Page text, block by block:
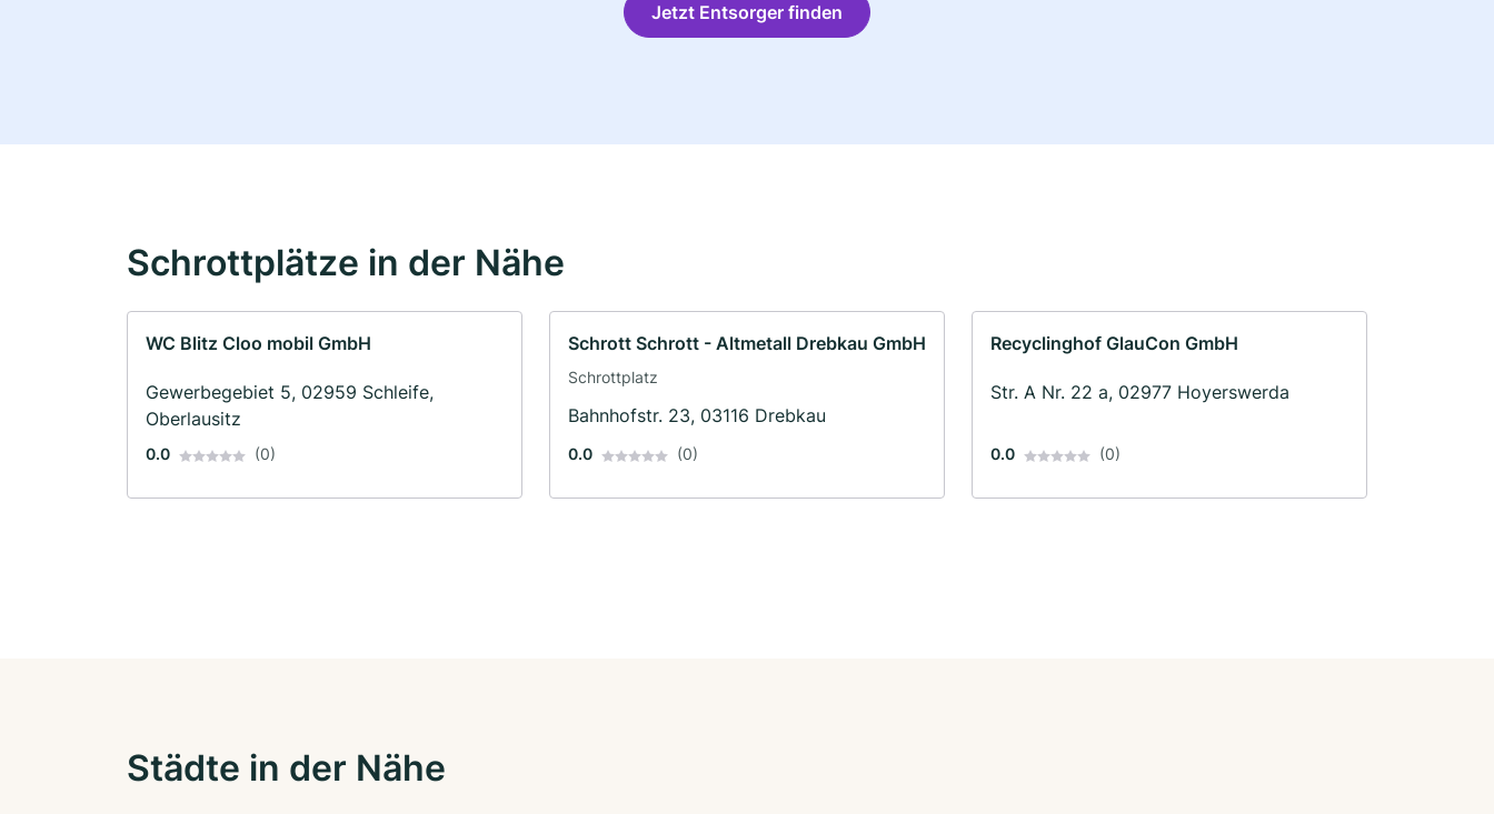
Jetzt Entsorger finden
Schrottplätze in der Nähe
WC Blitz Cloo mobil GmbH
Gewerbegebiet 5, 02959 Schleife,
Oberlausitz
0.0 (0)
Schrott Schrott - Altmetall Drebkau GmbH
Schrottplatz
Bahnhofstr. 23, 03116 Drebkau
0.0 (0)
Recyclinghof GlauCon GmbH
Str. A Nr. 22 a, 02977 Hoyerswerda
0.0 (0)
Städte in der Nähe